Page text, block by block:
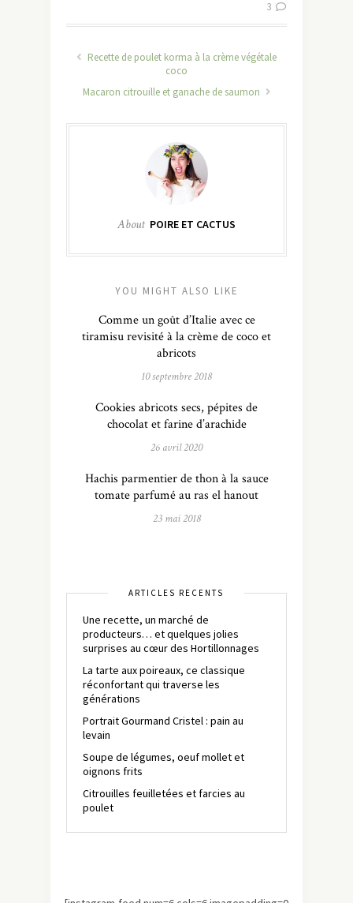
3
Recette de poulet korma à la crème végétale
coco
Macaron citrouille et ganache de saumon
About POIRE ET CACTUS
YOU MIGHT ALSO LIKE
Comme un goût d’Italie avec ce
tiramisu revisité à la crème de coco et
abricots
10 septembre 2018
Cookies abricots secs, pépites de
chocolat et farine d’arachide
26 avril 2020
Hachis parmentier de thon à la sauce
tomate parfumé au ras el hanout
23 mai 2018
ARTICLES RÉCENTS
Une recette, un marché de
producteurs… et quelques jolies
surprises au cœur des Hortillonnages
La tarte aux poireaux, ce classique
réconfortant qui traverse les
générations
Portrait Gourmand Cristel : pain au
levain
Soupe de légumes, oeuf mollet et
oignons frits
Citrouilles feuilletées et farcies au
poulet